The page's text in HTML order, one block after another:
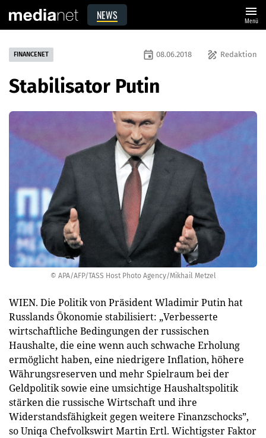
NEWS menu
Menü
© APA/AFP/TASS Host Photo Agency/Mikhail Metzel
FINANCENET draw Redaktion
event 08.06.2018
Stabilisator Putin
WIEN. Die Politik von Präsident Wladimir Putin hat
Russlands Ökonomie stabilisiert: „Verbesserte
wirtschaftliche Bedingungen der russischen
Haushalte, die eine wenn auch schwache Erholung
ermöglicht haben, eine niedrigere Inflation, höhere
Währungsreserven und mehr Spielraum bei der
Geldpolitik sowie eine umsichtige Haushaltspolitik
stärken die russische Wirtschaft und ihre
Widerstandsfähigkeit gegen weitere Finanzschocks”,
so Uniqa Chefvolkswirt Martin Ertl. Wichtigster Faktor